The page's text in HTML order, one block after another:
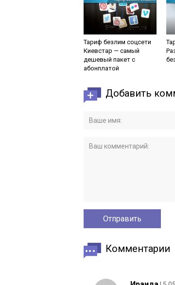
Тариф безлим соцсети
Киевстар — cамый
дешевый пакет с
абонплатой
Добавить
Комментарии